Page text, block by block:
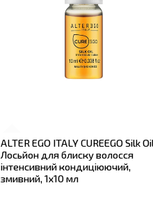
ALTER EGO ITALY CUREEGO Silk
Лосьйон для блиску волосся
інтенсивний кондиціюючий,
змивний, 1х10 мл